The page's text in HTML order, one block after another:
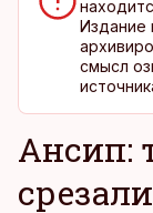
Издание
смысл
Ансип: